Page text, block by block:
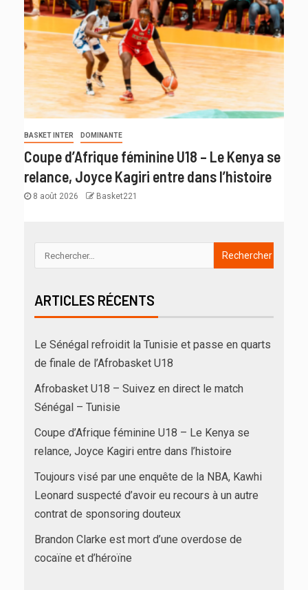
BASKET INTER DOMINANTE
Coupe d’Afrique féminine U18 – Le Kenya se
relance, Joyce Kagiri entre dans l’histoire
8 août 2026 Basket221
ARTICLES RÉCENTS
Le Sénégal refroidit la Tunisie et passe en quarts
de finale de l’Afrobasket U18
Afrobasket U18 – Suivez en direct le match
Sénégal – Tunisie
Coupe d’Afrique féminine U18 – Le Kenya se
relance, Joyce Kagiri entre dans l’histoire
Toujours visé par une enquête de la NBA, Kawhi
Leonard suspecté d’avoir eu recours à un autre
contrat de sponsoring douteux
Brandon Clarke est mort d’une overdose de
cocaïne et d’héroïne